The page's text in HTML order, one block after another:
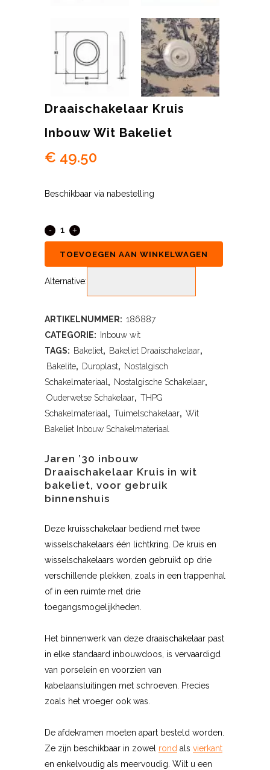
Draaischakelaar Kruis
Inbouw Wit Bakeliet
€ 49.50
Beschikbaar via nabestelling
TOEVOEGEN AAN WINKELWAGEN
Alternative:
ARTIKELNUMMER: 186887
CATEGORIE:
Inbouw wit
TAGS: Bakeliet, Bakeliet Draaischakelaar,
Bakelite, Duroplast, Nostalgisch
Schakelmateriaal, Nostalgische Schakelaar,
Ouderwetse Schakelaar, THPG
Schakelmateriaal, Tuimelschakelaar, Wit
Bakeliet Inbouw Schakelmateriaal
Jaren ’30 inbouw
Draaischakelaar Kruis in wit
bakeliet, voor gebruik
binnenshuis
Deze kruisschakelaar bediend met twee
wisselschakelaars één lichtkring. De kruis en
wisselschakelaars worden gebruikt op drie
verschillende plekken, zoals in een trappenhal
of in een ruimte met drie
toegangsmogelijkheden.
Het binnenwerk van deze draaischakelaar past
in elke standaard inbouwdoos, is vervaardigd
van porselein en voorzien van
kabelaansluitingen met schroeven. Precies
zoals het vroeger ook was.
De afdekramen moeten apart besteld worden.
Ze zijn beschikbaar in zowel rond als vierkant
en enkelvoudig als meervoudig. Wilt u een